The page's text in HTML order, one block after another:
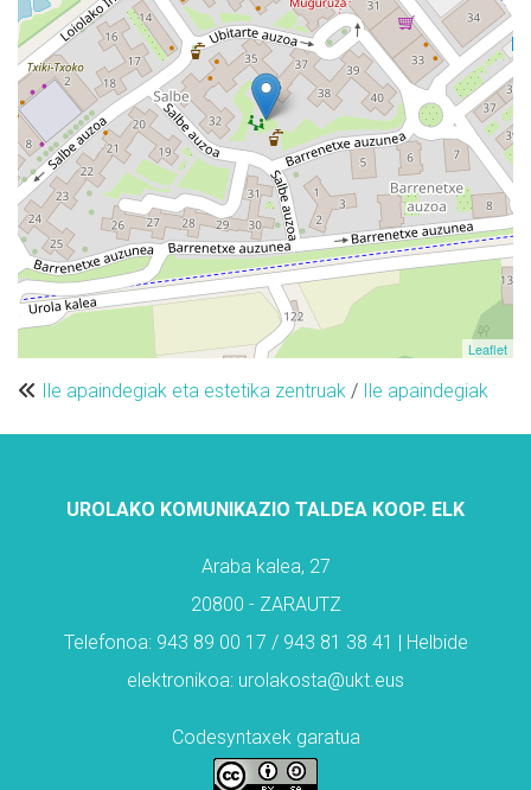
Leaflet
Ile apaindegiak eta estetika zentruak / Ile apaindegiak
UROLAKO KOMUNIKAZIO TALDEA KOOP. ELK
Araba kalea, 27
20800 - ZARAUTZ
Telefonoa: 943 89 00 17 / 943 81 38 41 | Helbide
elektronikoa: urolakosta@ukt.eus
Codesyntaxek garatua